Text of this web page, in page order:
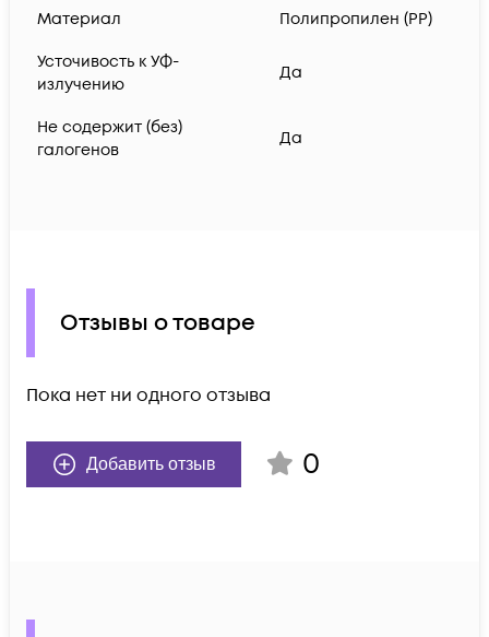
Материал Полипропилен (PP)
Усточивость к УФ-
излучению
Да
Не содержит (без)
галогенов
Да
Отзывы о товаре
Пока нет ни одного отзыва
Добавить отзыв 0